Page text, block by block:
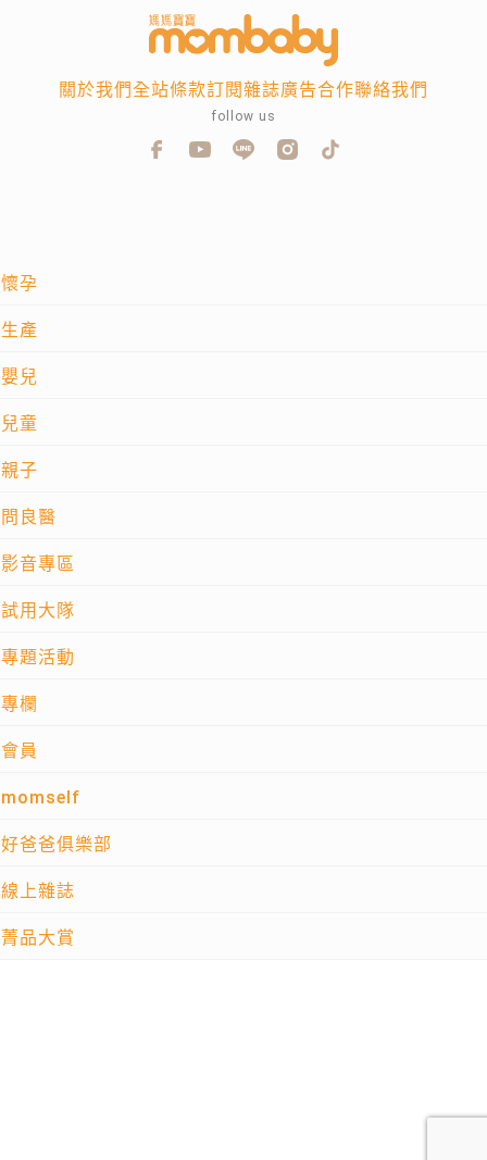
懷孕
生產
嬰兒
兒童
親子
問良醫
影音專區
試用大隊
專題活動
專欄
會員
momself
好爸爸俱樂部
線上雜誌
菁品大賞
關於我們全站條款訂閱雜誌廣告合作聯絡我們
follow us